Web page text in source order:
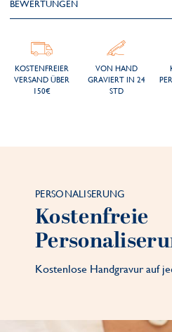
BEWERTUNGEN
KOSTENFREIER
VERSAND ÜBER
150€
VON HAND
GRAVIERT IN 24
STD
PERSONALISERUNG
Kostenfreie
Kostenlose Handgravur auf